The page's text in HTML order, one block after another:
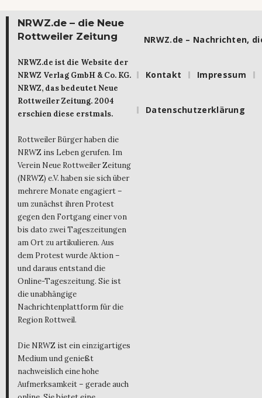
NRWZ.de – die Neue
Rottweiler Zeitung
NRWZ.de ist die Website der
NRWZ Verlag GmbH & Co. KG.
NRWZ, das bedeutet Neue
Rottweiler Zeitung. 2004
erschien diese erstmals.
Rottweiler Bürger haben die
NRWZ ins Leben gerufen. Im
Verein Neue Rottweiler Zeitung
(NRWZ) e.V. haben sie sich über
mehrere Monate engagiert –
um zunächst ihren Protest
gegen den Fortgang einer von
bis dato zwei Tageszeitungen
am Ort zu artikulieren. Aus
dem Protest wurde Aktion –
und daraus entstand die
Online-Tageszeitung. Sie ist
die unabhängige
Nachrichtenplattform für die
Region Rottweil.
Die NRWZ ist ein einzigartiges
Medium und genießt
nachweislich eine hohe
Aufmerksamkeit – gerade auch
NRWZ.de – Nachrichten,
Kontakt Impressum
Datenschutzerklärung